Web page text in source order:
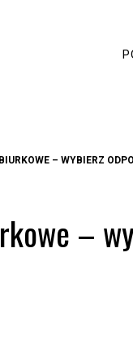
– WYBIERZ
–